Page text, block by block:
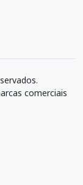
comerciais